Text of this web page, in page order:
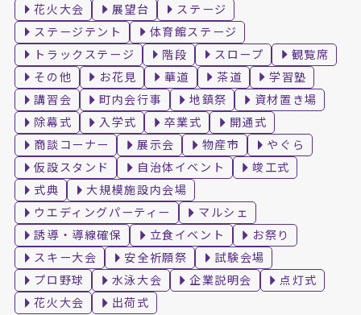
花火大会
展望台
ステージ
ステージテント
体育館ステージ
トラックステージ
階段 スロープ
観覧席
その他
お花見 華道 茶道
学習塾
講習会
町内会行事 地鎮祭
資材置き場
除幕式
入学式 卒業式
開通式
商談コーナー
展示会 物産市
やぐら
仮設スタンド
自治体イベント
竣工式
式典
大規模施設内会場
ウエディングパーティー
マルシェ
誘導・導線確保
立食イベント
お祭り
スキー大会
安全祈願祭
試験会場
プロ野球
水泳大会 企業説明会
点灯式
花火大会
出荷式